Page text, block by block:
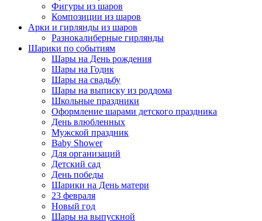
Фигуры из шаров
Композиции из шаров
Арки и гирлянды из шаров
Разнокалиберные гирлянды
Шарики по событиям
Шары на День рождения
Шары на Годик
Шары на свадьбу
Шары на выписку из роддома
Школьные праздники
Оформление шарами детского праздника
День влюбленных
Мужской праздник
Baby Shower
Для организаций
Детский сад
День победы
Шарики на День матери
23 февраля
Новый год
Шары на выпускной